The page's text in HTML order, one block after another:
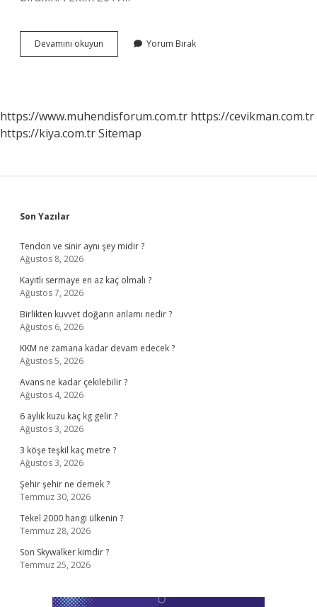
Devamını okuyun Dövmesi
Olan
Yorum Bırak
https://www.muhendisforum.com.tr https://cevikman.com.tr
https://kiya.com.trSitemap
Sidebar
Son Yazılar
Tendon ve sinir aynı şey midir ?
Ağustos 8, 2026
Kayıtlı sermaye en az kaç olmalı ?
Ağustos 7, 2026
Birlikten kuvvet doğarın anlamı nedir ?
Ağustos 6, 2026
KKM ne zamana kadar devam edecek ?
Ağustos 5, 2026
Avans ne kadar çekilebilir ?
Ağustos 4, 2026
6 aylık kuzu kaç kg gelir ?
Ağustos 3, 2026
3 köşe teşkil kaç metre ?
Ağustos 3, 2026
Şehir şehir ne demek ?
Temmuz 30, 2026
Tekel 2000 hangi ülkenin ?
Temmuz 28, 2026
Son Skywalker kimdir ?
Temmuz 25, 2026